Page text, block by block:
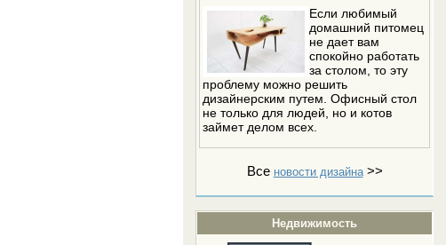
Если любимый
домашний питомец
не дает вам
спокойно работать
за столом, то эту
проблему можно решить
дизайнерским путем. Офисный стол
не только для людей, но и котов
займет делом всех.
Все новости дизайна>>
Недвижимость